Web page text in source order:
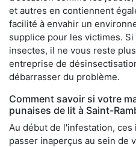
et autres en contiennent
facilité à envahir un
supplice pour les victimes.
insectes, il ne vous reste
entreprise de
débarrasser du problème.
Comment savoir si votre
punaises de lit à Saint-
Au début de l'infestation,
passer inaperçus au sein de